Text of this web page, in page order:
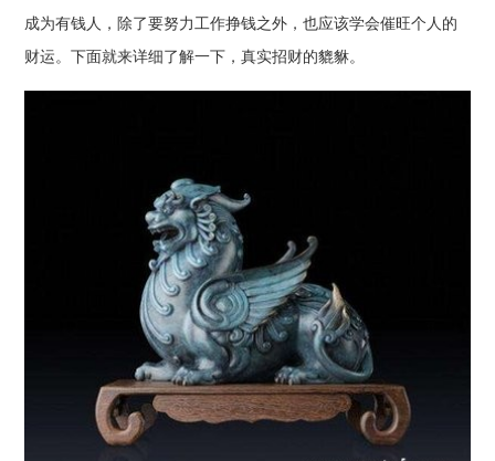
成为有钱人，除了要努力工作挣钱之外，也应该学会催旺个人的
财运。下面就来详细了解一下，真实招财的貔貅。